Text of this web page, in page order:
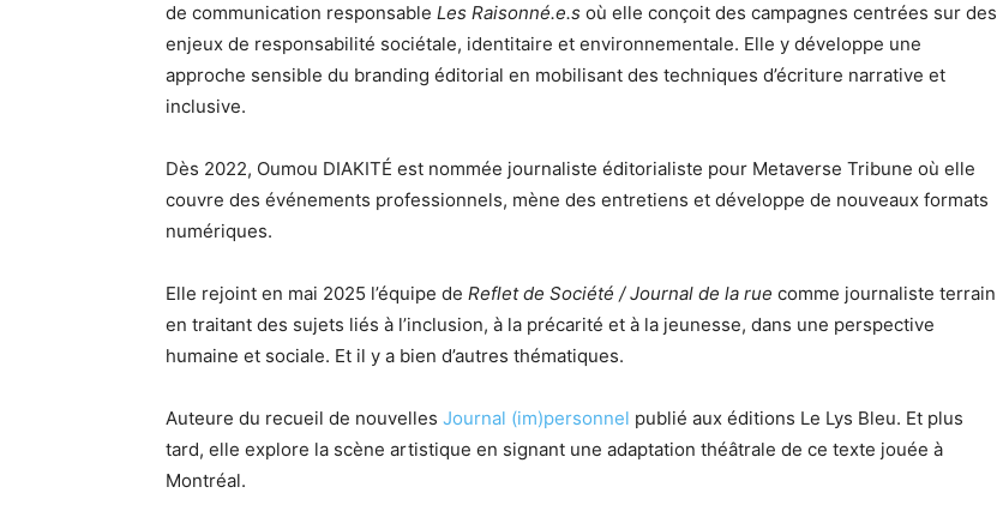
de communication responsable Les Raisonné.e.s où elle conçoit des campagnes centrées sur des
enjeux de responsabilité sociétale, identitaire et environnementale. Elle y développe une
approche sensible du branding éditorial en mobilisant des techniques d’écriture narrative et
inclusive.
Dès 2022, Oumou DIAKITÉ est nommée journaliste éditorialiste pour Metaverse Tribune où elle
couvre des événements professionnels, mène des entretiens et développe de nouveaux formats
numériques.
Elle rejoint en mai 2025 l’équipe de Reflet de Société / Journal de la rue comme journaliste terrain
en traitant des sujets liés à l’inclusion, à la précarité et à la jeunesse, dans une perspective
humaine et sociale. Et il y a bien d’autres thématiques.
Auteure du recueil de nouvelles Journal (im)personnel publié aux éditions Le Lys Bleu. Et plus
tard, elle explore la scène artistique en signant une adaptation théâtrale de ce texte jouée à
Montréal.